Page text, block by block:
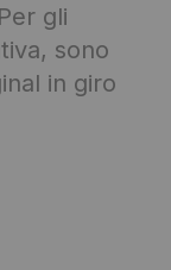
gli
sono
in giro